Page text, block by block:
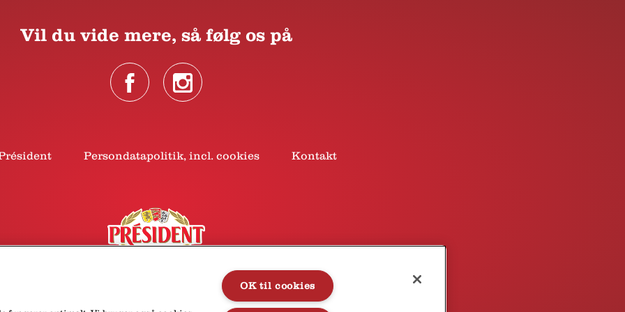
Vil du vide mere, så følg os på
Persondatapolitik, incl. cookies Kontakt
OK til cookies